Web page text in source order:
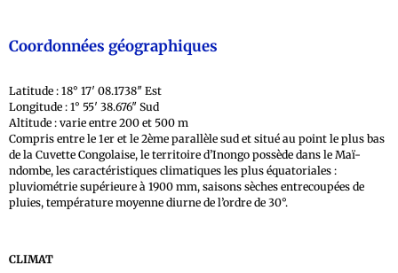
Coordonnées géographiques
Latitude : 18° 17′ 08.1738″ Est
Longitude : 1° 55′ 38.676″ Sud
Altitude : varie entre 200 et 500 m
Compris entre le 1er et le 2ème parallèle sud et situé au point le plus bas
de la Cuvette Congolaise, le territoire d’Inongo possède dans le Maï-
ndombe, les caractéristiques climatiques les plus équatoriales :
pluviométrie supérieure à 1900 mm, saisons sèches entrecoupées de
pluies, température moyenne diurne de l’ordre de 30°.
CLIMAT